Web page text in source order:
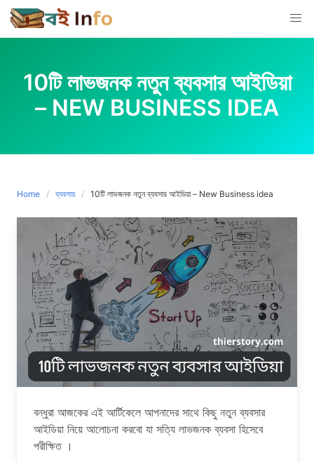
Skip
to
content
10টি লাভজনক নতুন ব্যবসার আইডিয়া
– NEW BUSINESS IDEA
Home ব্যবসায় 10টি লাভজনক নতুন ব্যবসার আইডিয়া – New Business idea
বন্ধুরা আজকের এই আর্টিকেলে আপনাদের সাথে কিছু নতুন ব্যবসার
আইডিয়া নিয়ে আলোচনা করবো যা সত্যি লাভজনক ব্যবসা হিসেবে
পরীক্ষিত ।